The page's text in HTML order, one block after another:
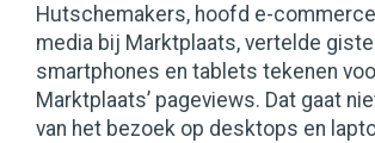
Hutschemakers, hoofd e-
media bij Marktplaats, vertelde
smartphones en tablets tekenen
Marktplaats’ pageviews. Dat gaat
van het bezoek op desktops en